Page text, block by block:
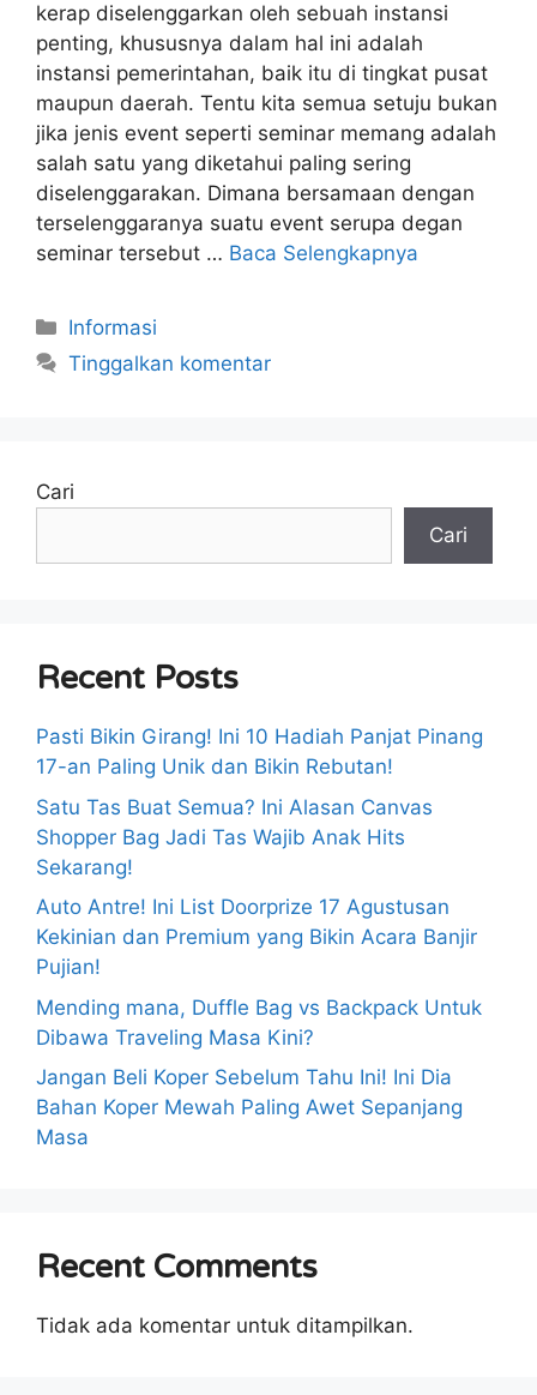
kerap diselenggarkan oleh sebuah instansi
penting, khususnya dalam hal ini adalah
instansi pemerintahan, baik itu di tingkat pusat
maupun daerah. Tentu kita semua setuju bukan
jika jenis event seperti seminar memang adalah
salah satu yang diketahui paling sering
diselenggarakan. Dimana bersamaan dengan
terselenggaranya suatu event serupa degan
seminar tersebut … Baca Selengkapnya
Kategori
Informasi
Tinggalkan komentar
Cari
Cari
Recent Posts
Pasti Bikin Girang! Ini 10 Hadiah Panjat Pinang
17-an Paling Unik dan Bikin Rebutan!
Satu Tas Buat Semua? Ini Alasan Canvas
Shopper Bag Jadi Tas Wajib Anak Hits
Sekarang!
Auto Antre! Ini List Doorprize 17 Agustusan
Kekinian dan Premium yang Bikin Acara Banjir
Pujian!
Mending mana, Duffle Bag vs Backpack Untuk
Dibawa Traveling Masa Kini?
Jangan Beli Koper Sebelum Tahu Ini! Ini Dia
Bahan Koper Mewah Paling Awet Sepanjang
Masa
Recent Comments
Tidak ada komentar untuk ditampilkan.